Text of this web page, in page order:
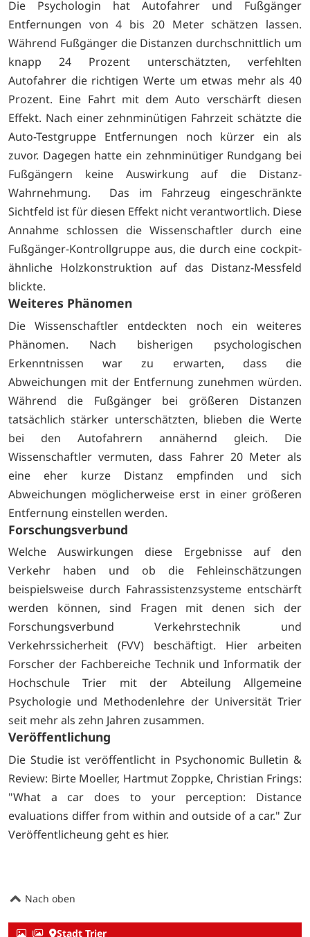
Die Psychologin hat Autofahrer und Fußgänger
Entfernungen von 4 bis 20 Meter schätzen lassen.
Während Fußgänger die Distanzen durchschnittlich um
knapp 24 Prozent unterschätzten, verfehlten
Autofahrer die richtigen Werte um etwas mehr als 40
Prozent. Eine Fahrt mit dem Auto verschärft diesen
Effekt. Nach einer zehnminütigen Fahrzeit schätzte die
Auto-Testgruppe Entfernungen noch kürzer ein als
zuvor. Dagegen hatte ein zehnminütiger Rundgang bei
Fußgängern keine Auswirkung auf die Distanz-
Wahrnehmung. Das im Fahrzeug eingeschränkte
Sichtfeld ist für diesen Effekt nicht verantwortlich. Diese
Annahme schlossen die Wissenschaftler durch eine
Fußgänger-Kontrollgruppe aus, die durch eine cockpit-
ähnliche Holzkonstruktion auf das Distanz-Messfeld
blickte.
Weiteres Phänomen
Die Wissenschaftler entdeckten noch ein weiteres
Phänomen. Nach bisherigen psychologischen
Erkenntnissen war zu erwarten, dass die
Abweichungen mit der Entfernung zunehmen würden.
Während die Fußgänger bei größeren Distanzen
tatsächlich stärker unterschätzten, blieben die Werte
bei den Autofahrern annähernd gleich. Die
Wissenschaftler vermuten, dass Fahrer 20 Meter als
eine eher kurze Distanz empfinden und sich
Abweichungen möglicherweise erst in einer größeren
Entfernung einstellen werden.
Forschungsverbund
Welche Auswirkungen diese Ergebnisse auf den
Verkehr haben und ob die Fehleinschätzungen
beispielsweise durch Fahrassistenzsysteme entschärft
werden können, sind Fragen mit denen sich der
Forschungsverbund Verkehrstechnik und
Verkehrssicherheit (FVV) beschäftigt. Hier arbeiten
Forscher der Fachbereiche Technik und Informatik der
Hochschule Trier mit der Abteilung Allgemeine
Psychologie und Methodenlehre der Universität Trier
seit mehr als zehn Jahren zusammen.
Veröffentlichung
Die Studie ist veröffentlicht in Psychonomic Bulletin &
Review: Birte Moeller, Hartmut Zoppke, Christian Frings:
"What a car does to your perception: Distance
evaluations differ from within and outside of a car." Zur
Veröffentlicheung geht es hier.
Nach oben
Stadt Trier